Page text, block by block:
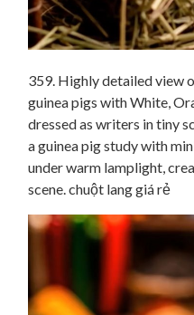
359. Highly detailed view
guinea pigs with White,
dressed as writers in tiny
a guinea pig study with
under warm lamplight,
scene. chuột lang giá rẻ